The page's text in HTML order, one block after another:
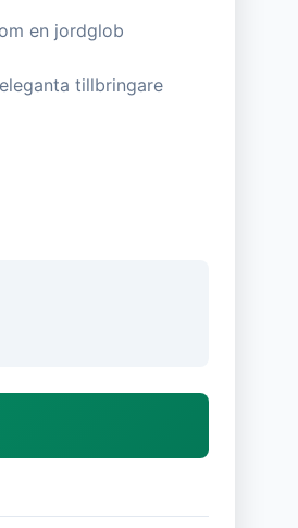
en jordglob
tillbringare